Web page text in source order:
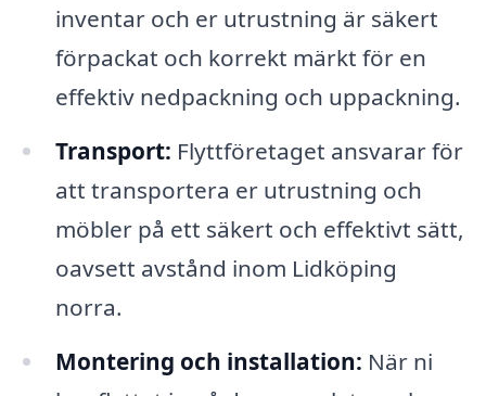
inventar och er utrustning är säkert
förpackat och korrekt märkt för en
effektiv nedpackning och uppackning.
Transport: Flyttföretaget ansvarar för
att transportera er utrustning och
möbler på ett säkert och effektivt sätt,
oavsett avstånd inom Lidköping
norra.
Montering och installation: När ni